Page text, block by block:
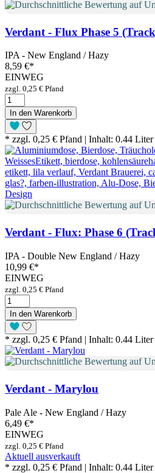
Verdant - Flux Phase 5
IPA - New England / Hazy
8,59 €*
EINWEG
zzgl. 0,25 € Pfand
In den Warenkorb
* zzgl. 0,25 € Pfand | Inhalt: 0.44
Verdant - Flux: Phase 6
IPA - Double New England / Hazy
10,99 €*
EINWEG
zzgl. 0,25 € Pfand
In den Warenkorb
* zzgl. 0,25 € Pfand | Inhalt: 0.44
Verdant - Marylou
Pale Ale - New England / Hazy
6,49 €*
EINWEG
zzgl. 0,25 € Pfand
Aktuell ausverkauft
* zzgl. 0,25 € Pfand | Inhalt: 0.44